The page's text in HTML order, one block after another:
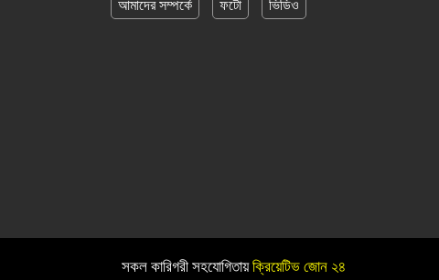
আমাদের সম্পর্কে ফটো ভিডিও
সকল কারিগরী সহযোগিতায়ক্রিয়েটিভ জোন ২৪